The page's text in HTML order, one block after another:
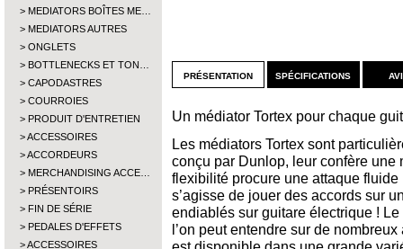
MEDIATORS BOÎTES ME…
MEDIATORS AUTRES
ONGLETS
BOTTLENECKS ET TON…
CAPODASTRES
COURROIES
PRODUIT D'ENTRETIEN
ACCESSOIRES
ACCORDEURS
MERCHANDISING ACCE…
PRÉSENTOIRS
FIN DE SÉRIE
PEDALES D'EFFETS
ACCESSOIRES
présentation
Un médiator Tortex pour chaque
Les médiators Tortex sont
conçu par Dunlop, leur confère une
flexibilité procure une attaque
s’agisse de jouer des accords sur
endiablés sur guitare électrique !
l’on peut entendre sur de
spécifications